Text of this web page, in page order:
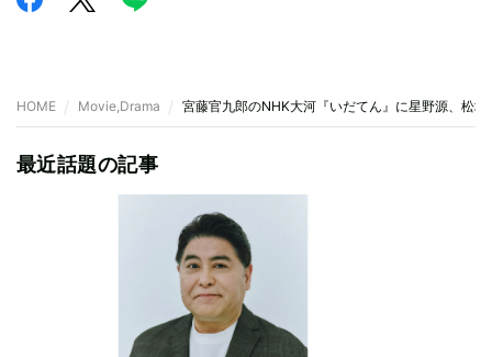
HOME Movie,Drama 宮藤官九郎のNHK大河『いだてん』に星野源、松
最近話題の記事